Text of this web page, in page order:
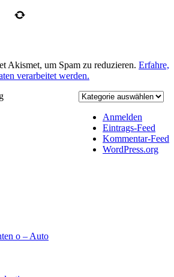
Akismet, um Spam zu reduzieren. Erfahre,
verarbeitet werden.
Anmelden
Eintrags-Feed
Kommentar-Feed
WordPress.org
o – Auto